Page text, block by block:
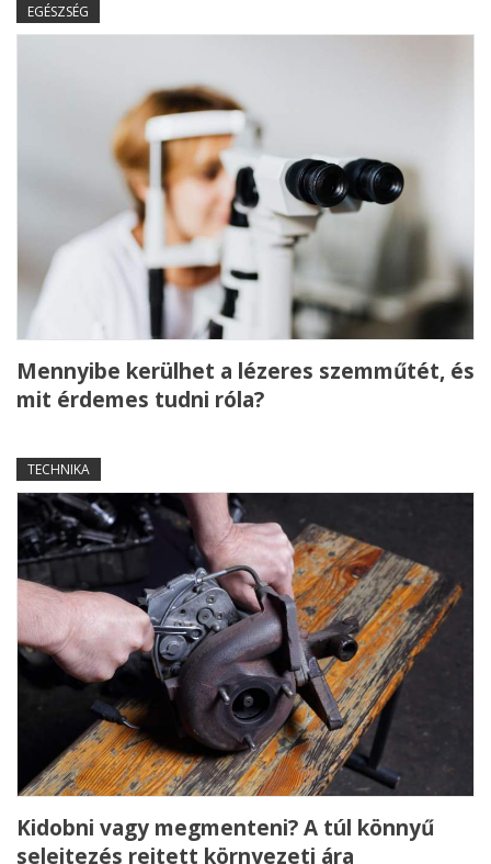
EGÉSZSÉG
Mennyibe kerülhet a lézeres szemműtét, és
mit érdemes tudni róla?
TECHNIKA
Kidobni vagy megmenteni? A túl könnyű
selejtezés rejtett környezeti ára